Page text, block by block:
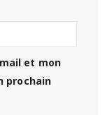
et mon
prochain